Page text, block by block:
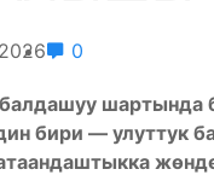
0
шартында
бири — улуттук